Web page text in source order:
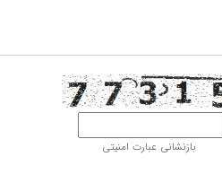
بازنشانی عبارت امنیتی